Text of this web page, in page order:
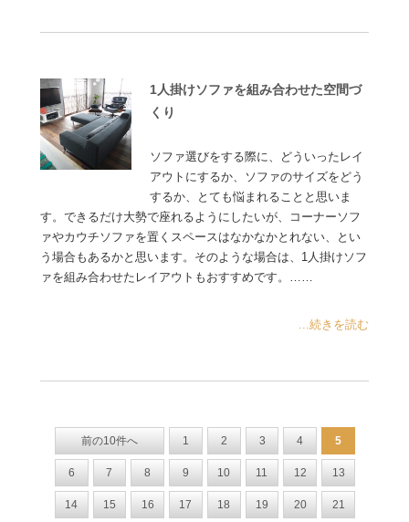
1人掛けソファを組み合わせた空間づ
くり
ソファ選びをする際に、どういったレイ
アウトにするか、ソファのサイズをどう
するか、とても悩まれることと思いま
す。できるだけ大勢で座れるようにしたいが、コーナーソフ
ァやカウチソファを置くスペースはなかなかとれない、とい
う場合もあるかと思います。そのような場合は、1人掛けソフ
ァを組み合わせたレイアウトもおすすめです。……
...続きを読む
前の10件へ 1 2 3 4 5
6 7 8 9 10 11 12 13
14 15 16 17 18 19 20 21